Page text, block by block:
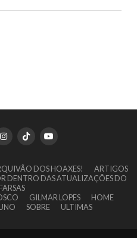
DOS HOAXES!
ARTIGOS
DENTRO DAS ATUALIZAÇÕES DO
GILMAR LOPES
HOME
SOBRE ULTIMAS